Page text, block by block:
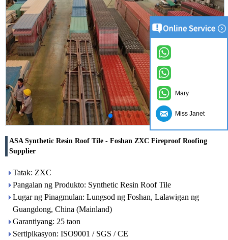
ASA Synthetic Resin Roof Tile - Foshan ZXC Fireproof Roofing
Supplier
Tatak: ZXC
Pangalan ng Produkto: Synthetic Resin Roof Tile
Lugar ng Pinagmulan: Lungsod ng Foshan, Lalawigan ng
Guangdong, China (Mainland)
Garantiyang: 25 taon
Sertipikasyon: ISO9001 / SGS / CE
Mary
Miss Janet